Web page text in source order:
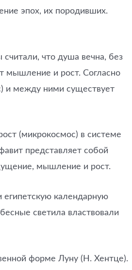
эпох, их породивших.
что душа вечна, без
мышление и рост. Согласно
и между ними существует
(микрокосмос) в системе
представляет собой
мышление и рост.
египетскую календарную
светила властвовали
форме Луну (Н. Хентце).